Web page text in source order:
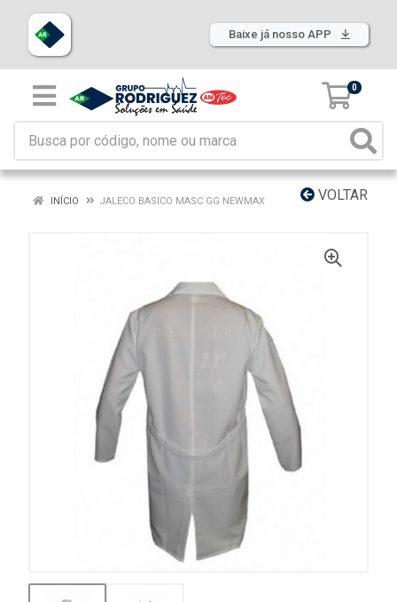
Baixe já nosso APP
0
VOLTAR
INÍCIO JALECO BASICO MASC GG NEWMAX